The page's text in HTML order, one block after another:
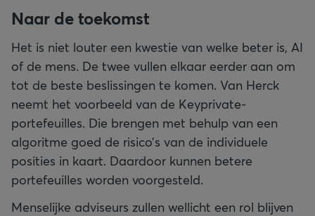
Naar de toekomst
Het is niet louter een kwestie van welke beter is, AI
of de mens. De twee vullen elkaar eerder aan om
tot de beste beslissingen te komen. Van Herck
neemt het voorbeeld van de Keyprivate-
portefeuilles. Die brengen met behulp van een
algoritme goed de risico’s van de individuele
posities in kaart. Daardoor kunnen betere
portefeuilles worden voorgesteld.
Menselijke adviseurs zullen wellicht een rol blijven